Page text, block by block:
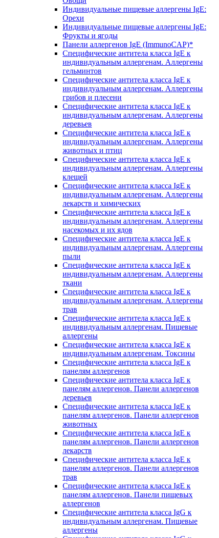
Индивидуальные пищевые аллергены IgE:
Орехи
Индивидуальные пищевые аллергены IgE:
Фрукты и ягоды
Панели аллергенов IgE (ImmunoCAP)*
Специфические антитела класса IgE к
индивидуальным аллергенам. Аллергены
гельминтов
Специфические антитела класса IgE к
индивидуальным аллергенам. Аллергены
грибов и плесени
Специфические антитела класса IgE к
индивидуальным аллергенам. Аллергены
деревьев
Специфические антитела класса IgE к
индивидуальным аллергенам. Аллергены
животных и птиц
Специфические антитела класса IgE к
индивидуальным аллергенам. Аллергены
клещей
Специфические антитела класса IgE к
индивидуальным аллергенам. Аллергены
лекарств и химических
Специфические антитела класса IgE к
индивидуальным аллергенам. Аллергены
насекомых и их ядов
Специфические антитела класса IgE к
индивидуальным аллергенам. Аллергены
пыли
Специфические антитела класса IgE к
индивидуальным аллергенам. Аллергены
ткани
Специфические антитела класса IgE к
индивидуальным аллергенам. Аллергены
трав
Специфические антитела класса IgE к
индивидуальным аллергенам. Пищевые
аллергены
Специфические антитела класса IgE к
индивидуальным аллергенам. Токсины
Специфические антитела класса IgE к
панелям аллергенов
Специфические антитела класса IgE к
панелям аллергенов. Панели аллергенов
деревьев
Специфические антитела класса IgE к
панелям аллергенов. Панели аллергенов
животных
Специфические антитела класса IgE к
панелям аллергенов. Панели аллергенов
лекарств
Специфические антитела класса IgE к
панелям аллергенов. Панели аллергенов
трав
Специфические антитела класса IgE к
панелям аллергенов. Панели пищевых
аллергенов
Специфические антитела класса IgG к
индивидуальным аллергенам. Пищевые
аллергены